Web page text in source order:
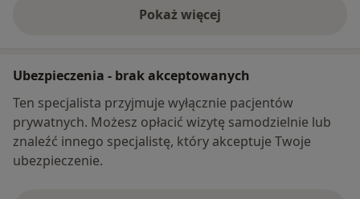
Pokaż więcej
o adresie
Ubezpieczenia - brak akceptowanych
Ten specjalista przyjmuje wyłącznie pacjentów
prywatnych. Możesz opłacić wizytę samodzielnie lub
znaleźć innego specjalistę, który akceptuje Twoje
ubezpieczenie.